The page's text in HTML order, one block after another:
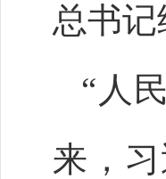
总书
“人
来，